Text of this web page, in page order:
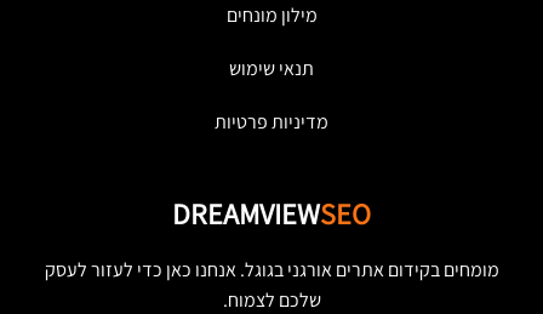
מילון מונחים
תנאי שימוש
מדיניות פרטיות
DREAMVIEWSEO
מומחים בקידום אתרים אורגני בגוגל. אנחנו כאן כדי לעזור לעסק
שלכם לצמוח.